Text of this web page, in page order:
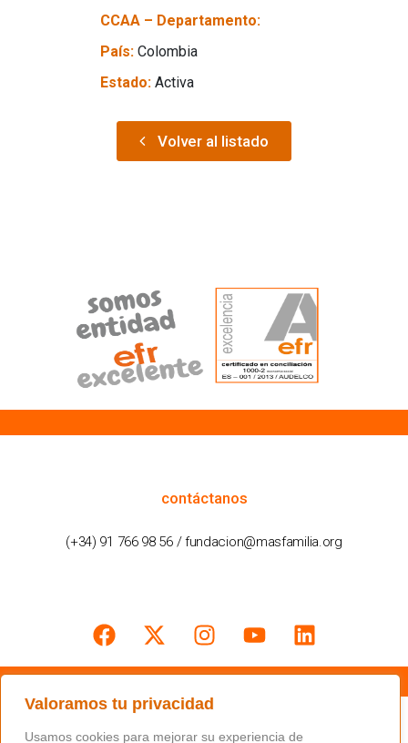
Valoramos tu privacidad
Usamos cookies para mejorar su experiencia de
CCAA – Departamento:
País: Colombia
Estado: Activa
Volver al listado
contáctanos
(+34) 91 766 98 56 / fundacion@masfamilia.org